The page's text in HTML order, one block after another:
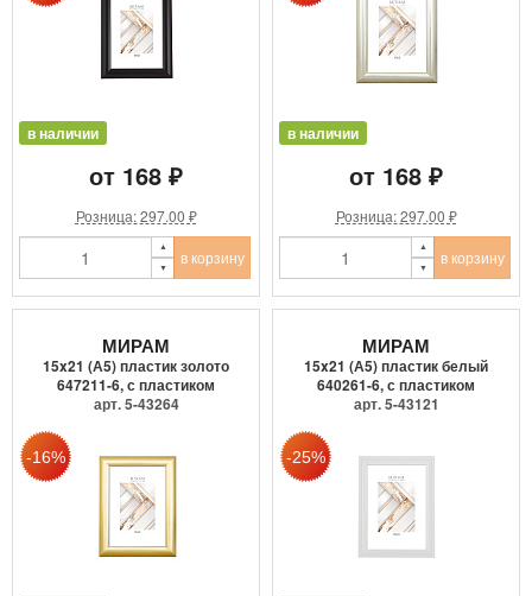
в наличии
от 168 ₽
Розница: 297.00 ₽
в корзину
в наличии
от 168 ₽
Розница: 297.00 ₽
в корзину
МИРАМ
15x21 (А5) пластик золото
647211-6, с пластиком
арт. 5-43264
МИРАМ
15x21 (А5) пластик белый
640261-6, с пластиком
арт. 5-43121